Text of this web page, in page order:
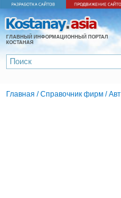
ГЛАВНЫЙ ИНФОРМАЦИОННЫЙ ПОРТАЛ
КОСТАНАЯ
Главная /Справочник фирм /